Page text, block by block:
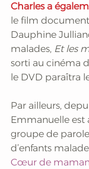
Charles a
le film
Dauphine
malades, Et les
sorti au cinéma
le DVD paraîtra
Par ailleurs,
Emmanuelle est
groupe de
d’enfants
Cœur de